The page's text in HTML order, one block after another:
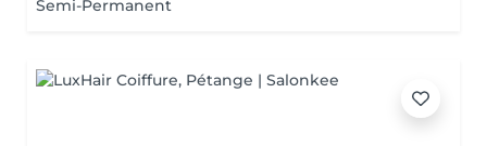
Semi-Permanent